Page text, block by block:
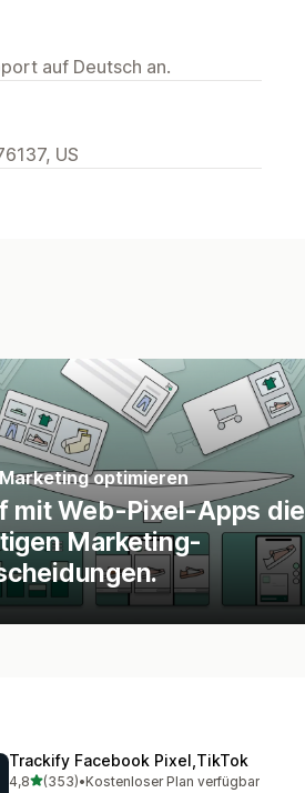
auf Deutsch an.
US
optimieren
mit Web-Pixel-Apps die
Marketing-
Trackify Facebook Pixel,TikTok
4,8von 5 Sternen
(353)
353 Rezensionen insgesamt
•Kostenloser Plan verfügbar